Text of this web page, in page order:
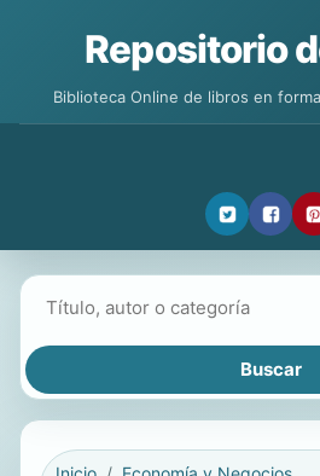
Repositorio
Biblioteca Online de libros en